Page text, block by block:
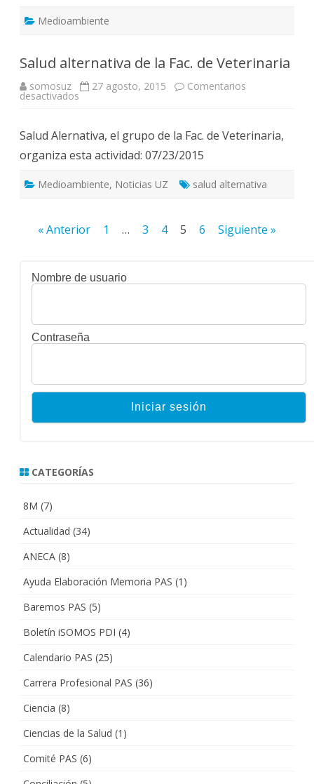
Medioambiente
Salud alternativa de la Fac. de Veterinaria
somosuz 27 agosto, 2015 Comentarios
desactivadosen
la
Fac.
de
Veterinaria
Salud Alernativa, el grupo de la Fac. de Veterinaria,
organiza esta actividad: 07/23/2015
Medioambiente, Noticias UZ salud alternativa
Paginación
entradas
« Anterior 1 … 3 4 5 6 Siguiente »
Nombre de usuario
Contraseña
CATEGORÍAS
8M (7)
Actualidad (34)
ANECA (8)
Ayuda Elaboración Memoria PAS (1)
Baremos PAS (5)
Boletín iSOMOS PDI (4)
Calendario PAS (25)
Carrera Profesional PAS (36)
Ciencia (8)
Ciencias de la Salud (1)
Comité PAS (6)